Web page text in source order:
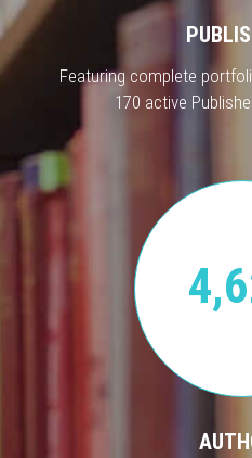
Featuring complete
170 active